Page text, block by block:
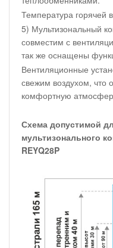
Температура горячей
5) Мультизональный
совместим с
так же оснащены
Вентиляционные
свежим воздухом, что
комфортную
Схема допустимой
мультизонального
REYQ28P